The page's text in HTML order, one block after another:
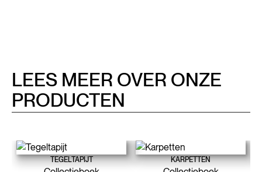
LEES MEER OVER ONZE
PRODUCTEN
TEGELTAPIJT KARPETTEN